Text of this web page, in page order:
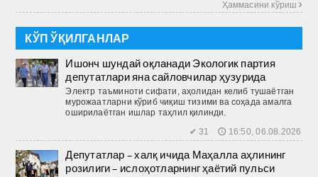
Ҳаммасини кўриш 
КЎП ЎҚИЛГАНЛАР
Ишонч шундай оқланади Экологик партия
депутатлари яна сайловчилар ҳузурида
Электр таъминоти сифати, аҳолидан келиб тушаётган
мурожаатларни кўриб чиқиш тизими ва соҳада амалга
оширилаётган ишлар таҳлил қилинди.
✔ 31 🕔 16:50, 06.08.2026
Депутатлар – халқ ичида Маҳалла аҳлининг
розилиги – ислоҳотларнинг ҳаётий пульси